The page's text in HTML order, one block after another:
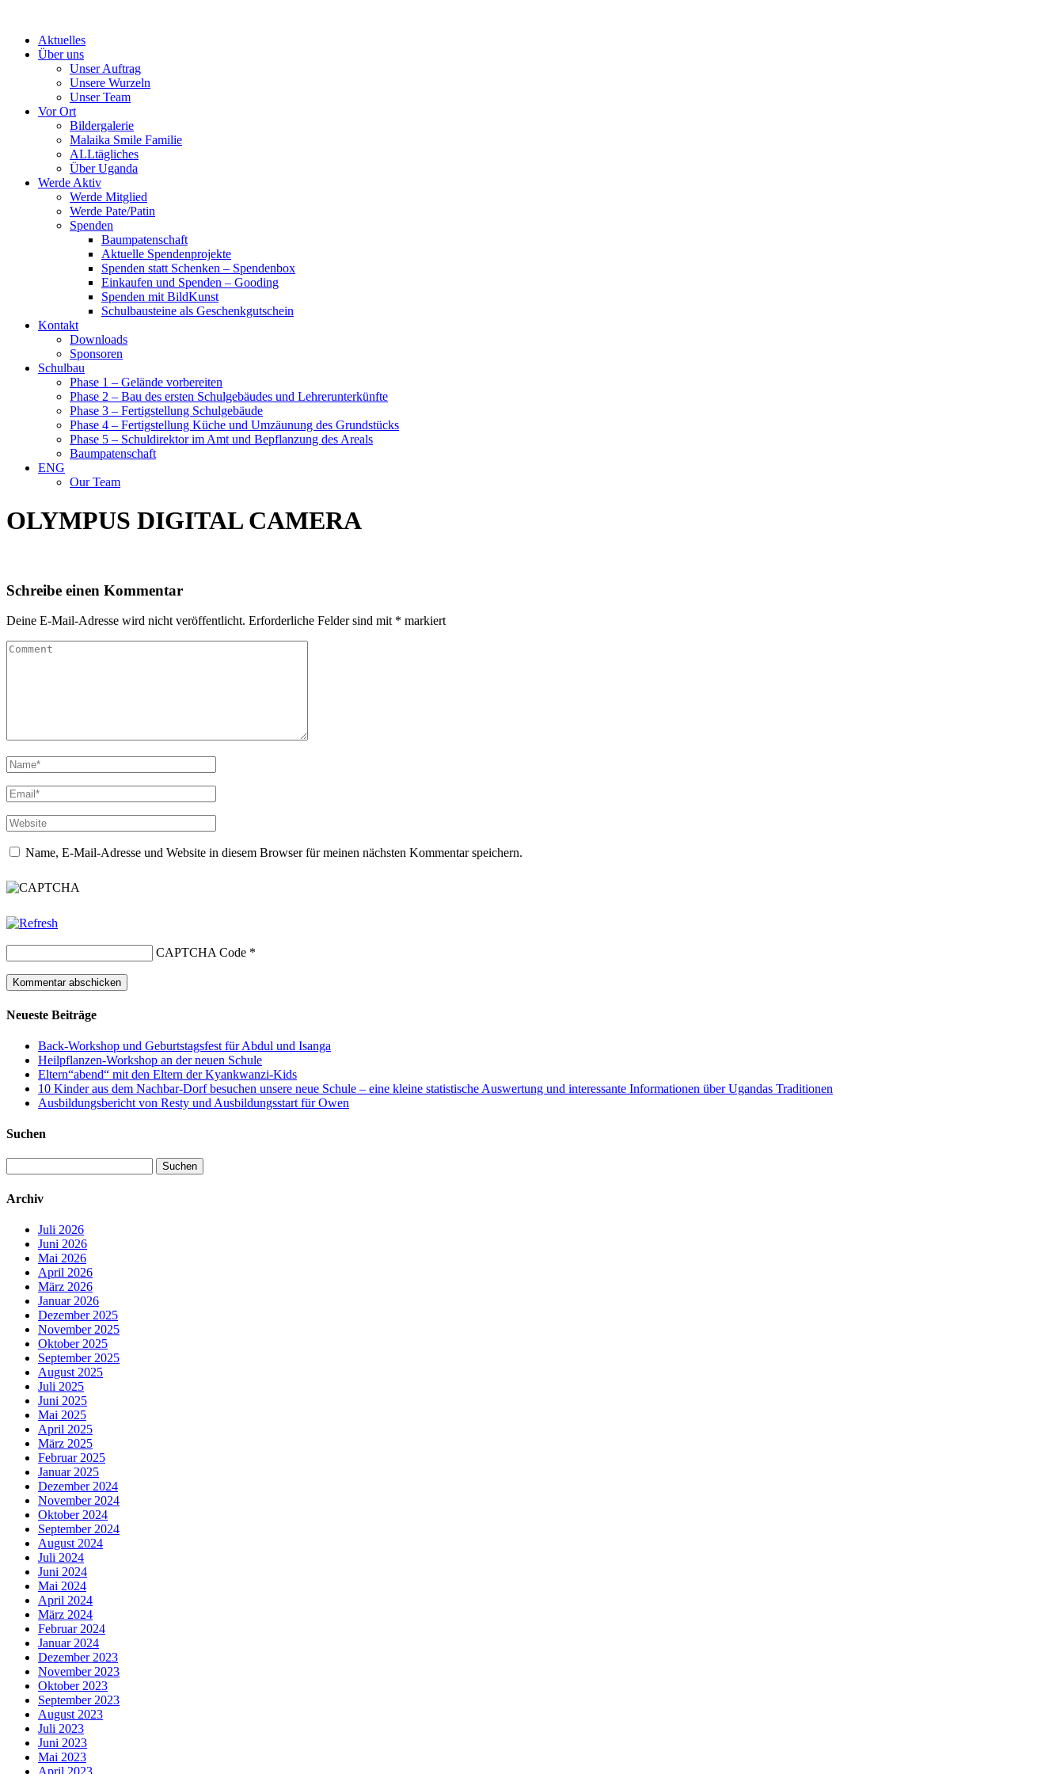
contentAktuelles
Über uns
Unser Auftrag
Unsere Wurzeln
Unser Team
Vor Ort
Bildergalerie
Malaika Smile Familie
ALLtägliches
Über Uganda
Werde Aktiv
Werde Mitglied
Werde Pate/Patin
Spenden
Baumpatenschaft
Aktuelle Spendenprojekte
Spenden statt Schenken – Spendenbox
Einkaufen und Spenden – Gooding
Spenden mit BildKunst
Schulbausteine als Geschenkgutschein
Kontakt
Downloads
Sponsoren
Schulbau
Phase 1 – Gelände vorbereiten
Phase 2 – Bau des ersten Schulgebäudes und Lehrerunterkünfte
Phase 3 – Fertigstellung Schulgebäude
Phase 4 – Fertigstellung Küche und Umzäunung des Grundstücks
Phase 5 – Schuldirektor im Amt und Bepflanzung des Areals
Baumpatenschaft
ENG
Our Team
OLYMPUS DIGITAL CAMERA
Schreibe einen Kommentar
Deine E-Mail-Adresse wird nicht veröffentlicht. Erforderliche Felder sind mit * markiert
Name, E-Mail-Adresse und Website in diesem Browser für meinen nächsten Kommentar speichern.
CAPTCHA Code *
Neueste Beiträge
Back-Workshop und Geburtstagsfest für Abdul und Isanga
Heilpflanzen-Workshop an der neuen Schule
Eltern“abend“ mit den Eltern der Kyankwanzi-Kids
10 Kinder aus dem Nachbar-Dorf besuchen unsere neue Schule – eine kleine statistische Auswertung und interessante Informationen über Ugandas Traditionen
Ausbildungsbericht von Resty und Ausbildungsstart für Owen
Suchen
nach:
Archiv
Juli 2026
Juni 2026
Mai 2026
April 2026
März 2026
Januar 2026
Dezember 2025
November 2025
Oktober 2025
September 2025
August 2025
Juli 2025
Juni 2025
Mai 2025
April 2025
März 2025
Februar 2025
Januar 2025
Dezember 2024
November 2024
Oktober 2024
September 2024
August 2024
Juli 2024
Juni 2024
Mai 2024
April 2024
März 2024
Februar 2024
Januar 2024
Dezember 2023
November 2023
Oktober 2023
September 2023
August 2023
Juli 2023
Juni 2023
Mai 2023
April 2023